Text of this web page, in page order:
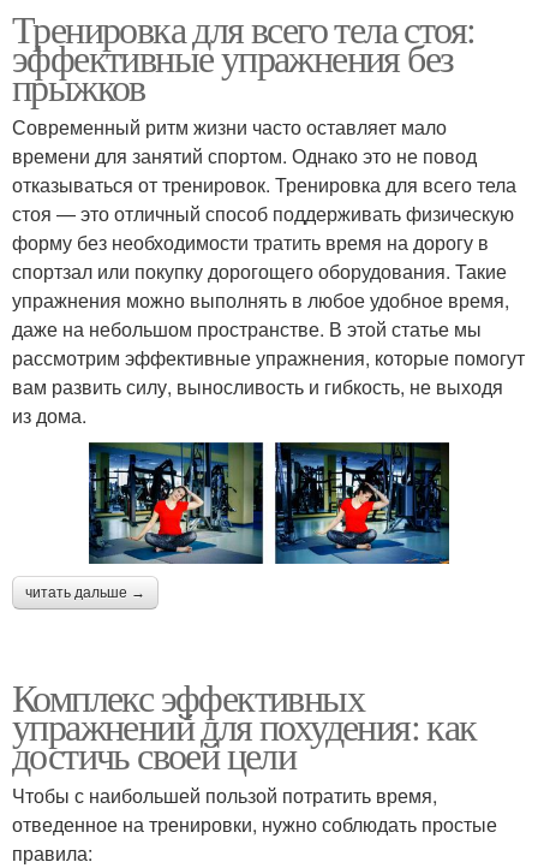
Тренировка для всего тела стоя:
эффективные упражнения без
прыжков
Современный ритм жизни часто оставляет мало
времени для занятий спортом. Однако это не повод
отказываться от тренировок. Тренировка для всего тела
стоя — это отличный способ поддерживать физическую
форму без необходимости тратить время на дорогу в
спортзал или покупку дорогощего оборудования. Такие
упражнения можно выполнять в любое удобное время,
даже на небольшом пространстве. В этой статье мы
рассмотрим эффективные упражнения, которые помогут
вам развить силу, выносливость и гибкость, не выходя
из дома.
читать дальше →
Комплекс эффективных
упражнений для похудения: как
достичь своей цели
Чтобы с наибольшей пользой потратить время,
отведенное на тренировки, нужно соблюдать простые
правила: